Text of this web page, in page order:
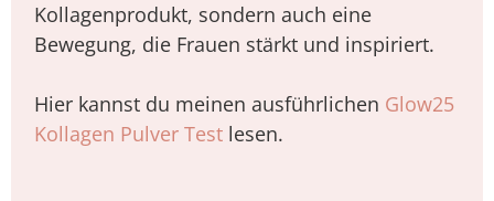
Kollagenprodukt, sondern auch eine
Bewegung, die Frauen stärkt und inspiriert.
Hier kannst du meinen ausführlichen Glow25
Kollagen Pulver Test lesen.